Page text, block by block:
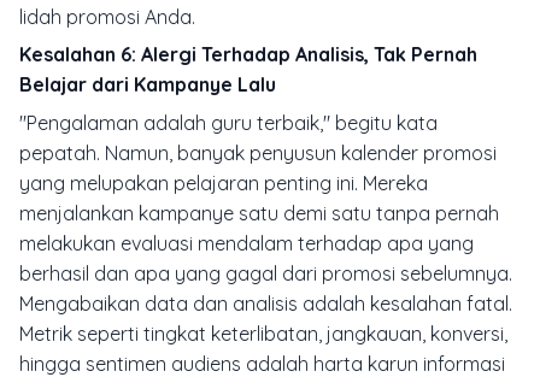
lidah promosi Anda.
Kesalahan 6: Alergi Terhadap Analisis, Tak Pernah
Belajar dari Kampanye Lalu
"Pengalaman adalah guru terbaik," begitu kata
pepatah. Namun, banyak penyusun kalender promosi
yang melupakan pelajaran penting ini. Mereka
menjalankan kampanye satu demi satu tanpa pernah
melakukan evaluasi mendalam terhadap apa yang
berhasil dan apa yang gagal dari promosi sebelumnya.
Mengabaikan data dan analisis adalah kesalahan fatal.
Metrik seperti tingkat keterlibatan, jangkauan, konversi,
hingga sentimen audiens adalah harta karun informasi